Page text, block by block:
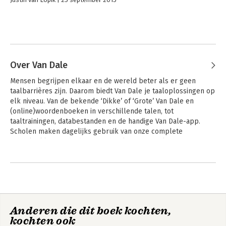
Over Van Dale
Mensen begrijpen elkaar en de wereld beter als er geen
taalbarrières zijn. Daarom biedt Van Dale je taaloplossingen op
elk niveau. Van de bekende ‘Dikke’ of ‘Grote’ Van Dale en
(online)woordenboeken in verschillende talen, tot
taaltrainingen, databestanden en de handige Van Dale-app.
Scholen maken dagelijks gebruik van onze complete
met onze Van Dale Taaltrainingen maken we van iedereen een
Andere boeken door Van Dale
Anderen die dit boek kochten,
kochten ook